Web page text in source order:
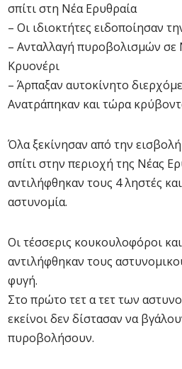
σπίτι στη Νέα Ερυθραία
– Οι ιδιοκτήτες ειδοποίησαν
– Ανταλλαγή πυροβολισμών σε
Κρυονέρι
– Άρπαξαν αυτοκίνητο
Ανατράπηκαν και τώρα
Όλα ξεκίνησαν από την
σπίτι στην περιοχή της Νέας
αντιλήφθηκαν τους 4 ληστές
αστυνομία.
Οι τέσσερις κουκουλοφόροι
αντιλήφθηκαν τους
φυγή.
Στο πρώτο τετ α τετ των
εκείνοι δεν δίστασαν να
πυροβολήσουν.